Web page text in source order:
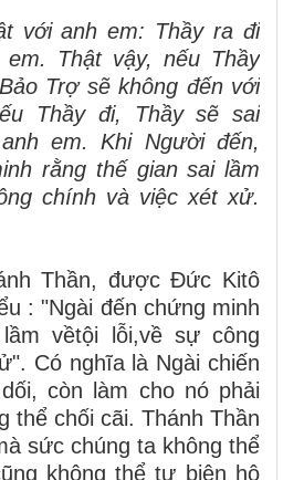
với anh em: Thầy ra đi
Thật vậy, nếu Thầy
Trợ sẽ không đến với
Thầy đi, Thầy sẽ sai
em. Khi Người đến,
rằng thế gian sai lầm
chính và việc xét xử.
Thần, được Đức Kitô
: "Ngài đến chứng minh
vềtội lỗi,về sự công
Có nghĩa là Ngài chiến
còn làm cho nó phải
thể chối cãi. Thánh Thần
sức chúng ta không thể
không thể tự biện hộ